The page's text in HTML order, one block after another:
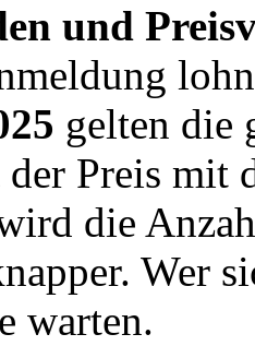
und
gelten die
der Preis mit
die
Wer
warten.